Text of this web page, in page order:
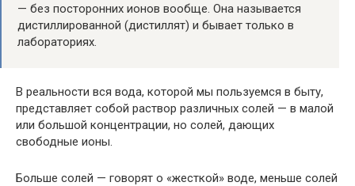
— без посторонних ионов вообще. Она называется
дистиллированной (дистиллят) и бывает только в
лабораториях.
В реальности вся вода, которой мы пользуемся в быту,
представляет собой раствор различных солей — в малой
или большой концентрации, но солей, дающих
свободные ионы.
Больше солей — говорят о «жесткой» воде, меньше солей